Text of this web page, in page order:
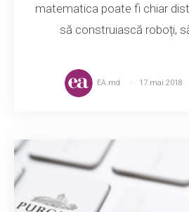
matematica poate fi chiar
să construiască roboți, să
EA.md 17 mai 2018